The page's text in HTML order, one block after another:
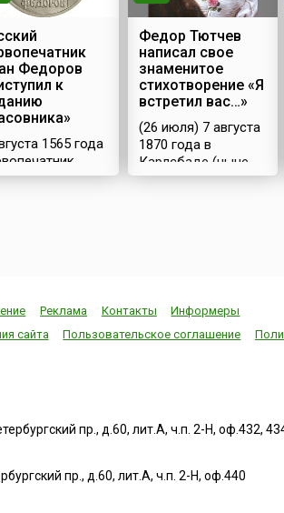
Федоров
к
1565 года
Федоров и
в конце
Федор Тютчев
написал свое
знаменитое
стихотворение «Я
встретил вас…»
(26 июля) 7 августа
1870 года в
Карлсбаде (ныне
Карловы-Вары)
все былоеВ
отжившем сердце
осени
пороюБывают дни,
повеет вдруг
Реклама Контакты
Информеры
сайта
Пользовательское соглашение
пр., д.60, лит.А, ч.п. 2-Н, оф.432,
пр., д.60, лит.А, ч.п. 2-Н, оф.440